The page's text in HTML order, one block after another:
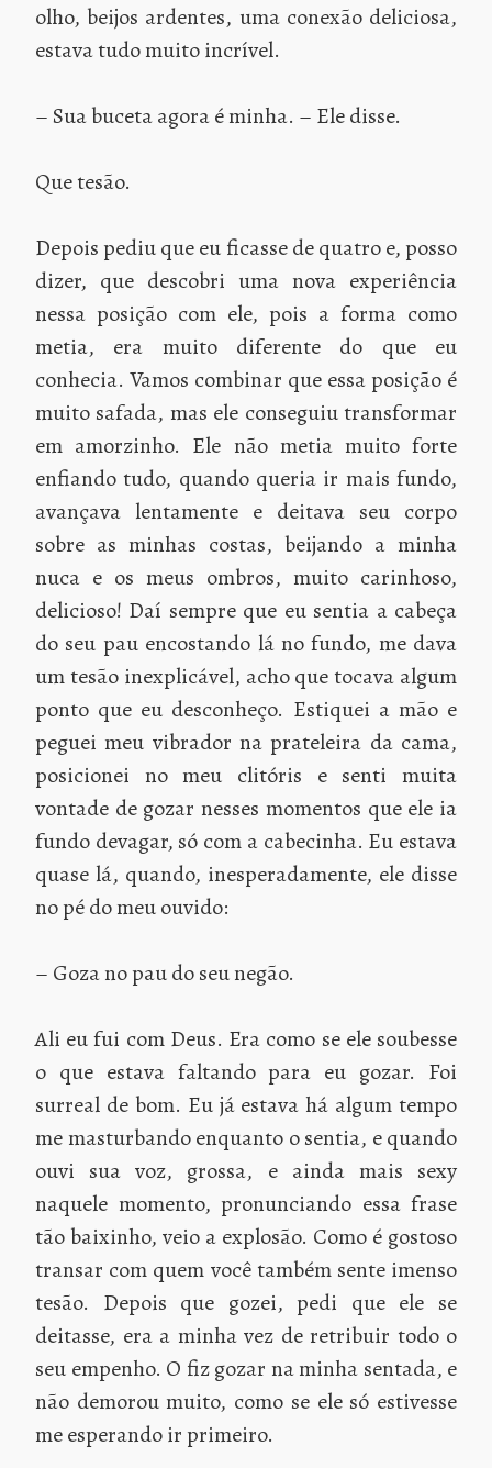
olho, beijos ardentes, uma conexão deliciosa,
estava tudo muito incrível.
– Sua buceta agora é minha. – Ele disse.
Que tesão.
Depois pediu que eu ficasse de quatro e, posso
dizer, que descobri uma nova experiência
nessa posição com ele, pois a forma como
metia, era muito diferente do que eu
conhecia. Vamos combinar que essa posição é
muito safada, mas ele conseguiu transformar
em amorzinho. Ele não metia muito forte
enfiando tudo, quando queria ir mais fundo,
avançava lentamente e deitava seu corpo
sobre as minhas costas, beijando a minha
nuca e os meus ombros, muito carinhoso,
delicioso! Daí sempre que eu sentia a cabeça
do seu pau encostando lá no fundo, me dava
um tesão inexplicável, acho que tocava algum
ponto que eu desconheço. Estiquei a mão e
peguei meu vibrador na prateleira da cama,
posicionei no meu clitóris e senti muita
vontade de gozar nesses momentos que ele ia
fundo devagar, só com a cabecinha. Eu estava
quase lá, quando, inesperadamente, ele disse
no pé do meu ouvido:
– Goza no pau do seu negão.
Ali eu fui com Deus. Era como se ele soubesse
o que estava faltando para eu gozar. Foi
surreal de bom. Eu já estava há algum tempo
me masturbando enquanto o sentia, e quando
ouvi sua voz, grossa, e ainda mais sexy
naquele momento, pronunciando essa frase
tão baixinho, veio a explosão. Como é gostoso
transar com quem você também sente imenso
tesão. Depois que gozei, pedi que ele se
deitasse, era a minha vez de retribuir todo o
seu empenho. O fiz gozar na minha sentada, e
não demorou muito, como se ele só estivesse
me esperando ir primeiro.